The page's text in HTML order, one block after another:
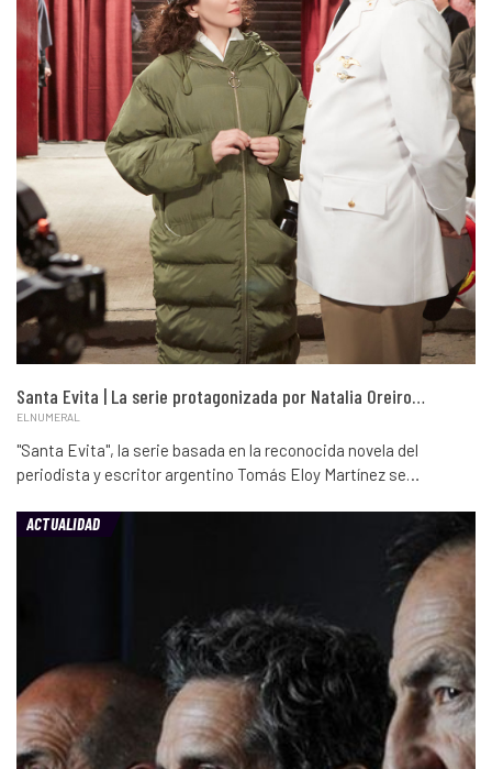
Santa Evita | La serie protagonizada por Natalia Oreiro…
ELNUMERAL
"Santa Evita", la serie basada en la reconocida novela del
periodista y escritor argentino Tomás Eloy Martínez se…
ACTUALIDAD